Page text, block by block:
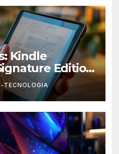
Kindle
Edition
Imperdível
Estudos!
TECNOLOGIA